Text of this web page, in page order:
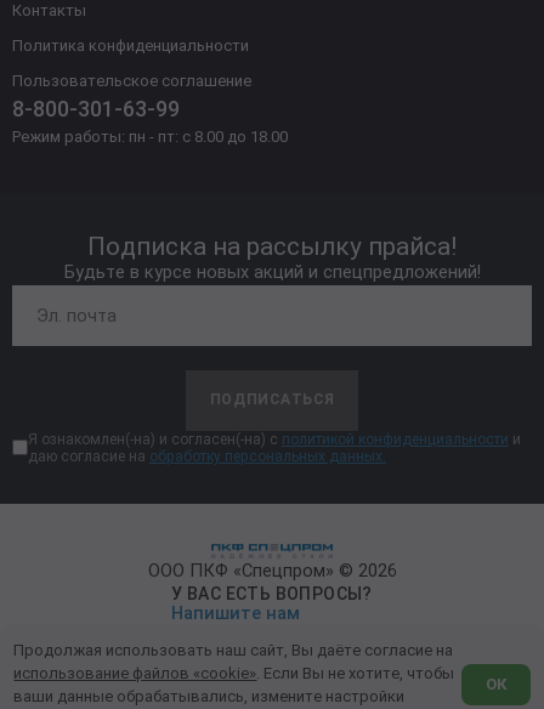
Контакты
Политика конфиденциальности
Пользовательское соглашение
8-800-301-63-99
Режим работы: пн - пт: с 8.00 до 18.00
Подписка на рассылку прайса!
Будьте в курсе новых акций и спецпредложений!
ПОДПИСАТЬСЯ
Я ознакомлен(-на) и согласен(-на) с политикой конфиденциальности и
даю согласие на обработку персональных данных.
ООО ПКФ «Спецпром» © 2026
У ВАС ЕСТЬ ВОПРОСЫ?
Напишите нам
Политика конфиденциальности
Обработка персональных данных
Продолжая использовать наш сайт, Вы даёте согласие на
использование файлов «cookie» . Если Вы не хотите, чтобы
ваши данные обрабатывались, измените настройки
ОК